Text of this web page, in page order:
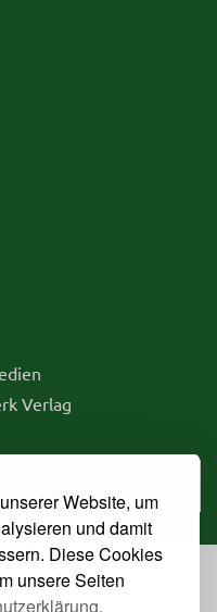
Website, um
und damit
Diese Cookies
unsere Seiten
Verlag